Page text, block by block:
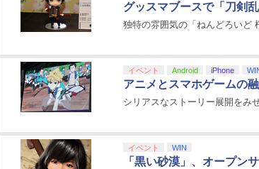
グッスマブースで「刀剣
独特の雰囲気の「ねんどろいど
イベント Android iPhone
アニメとスマホゲームの
シリアスなストーリー展開をみ
イベント WIN
「黒い砂漠」、オープン